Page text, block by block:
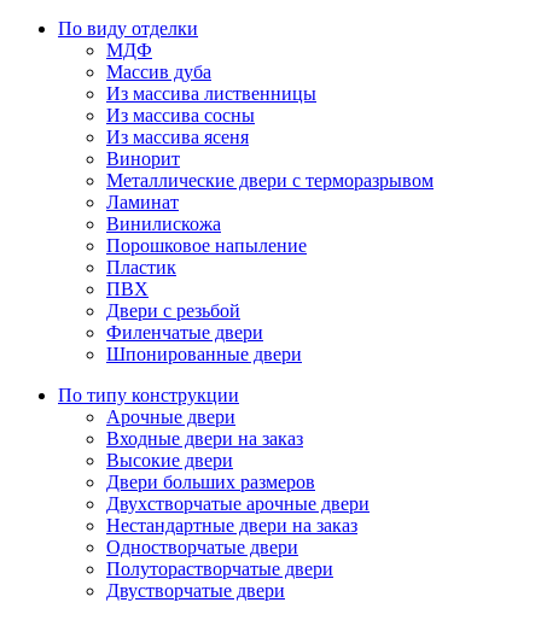
По виду отделки
МДФ
Массив дуба
Из массива лиственницы
Из массива сосны
Из массива ясеня
Винорит
Металлические двери с терморазрывом
Ламинат
Винилискожа
Порошковое напыление
Пластик
ПВХ
Двери с резьбой
Филенчатые двери
Шпонированные двери
По типу конструкции
Арочные двери
Входные двери на заказ
Высокие двери
Двери больших размеров
Двухстворчатые арочные двери
Нестандартные двери на заказ
Одностворчатые двери
Полуторастворчатые двери
Двустворчатые двери